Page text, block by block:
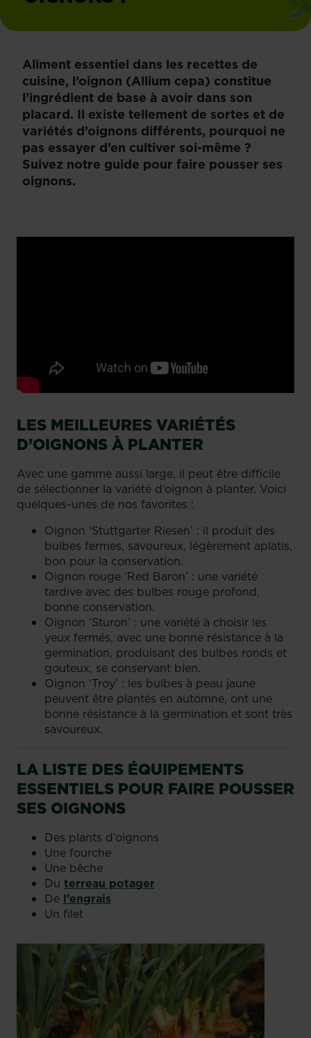
Aliment essentiel dans les recettes de
cuisine, l’oignon (Allium cepa) constitue
l’ingrédient de base à avoir dans son
placard. Il existe tellement de sortes et de
variétés d’oignons différents, pourquoi ne
pas essayer d’en cultiver soi-même ?
Suivez notre guide pour faire pousser ses
oignons.
LES MEILLEURES VARIÉTÉS
D’OIGNONS À PLANTER
Avec une gamme aussi large, il peut être difficile
de sélectionner la variété d’oignon à planter. Voici
quelques-unes de nos favorites :
Oignon ‘Stuttgarter Riesen’ : il produit des
bulbes fermes, savoureux, légèrement aplatis,
bon pour la conservation.
Oignon rouge ‘Red Baron’ : une variété
tardive avec des bulbes rouge profond,
bonne conservation.
Oignon ‘Sturon’ : une variété à choisir les
yeux fermés, avec une bonne résistance à la
germination, produisant des bulbes ronds et
gouteux, se conservant bien.
Oignon ‘Troy’ : les bulbes à peau jaune
peuvent être plantés en automne, ont une
bonne résistance à la germination et sont très
savoureux.
LA LISTE DES ÉQUIPEMENTS
ESSENTIELS POUR FAIRE POUSSER
SES OIGNONS
Des plants d’oignons
Une fourche
Une bêche
Du terreau potager
De l’engrais
Un filet